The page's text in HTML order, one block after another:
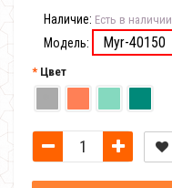
Наличие: Есть в наличии
Модель: Myr-40150
Цвет